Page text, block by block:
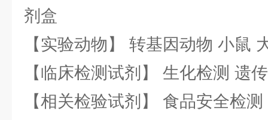
剂盒
【实验动物】 转基因动物 小鼠
【临床检测试剂】 生化检测 遗
【相关检验试剂】 食品安全检